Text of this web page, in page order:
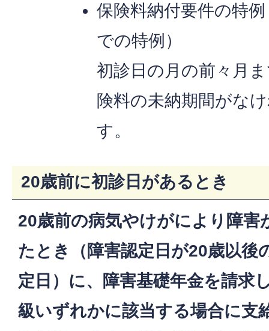
保険料納付要件の特
での特例）
初診日の月の前々月
険料の未納期間がな
す。
20歳前に初診日があるとき
20歳前の病気やけがにより障害
たとき（障害認定日が20歳以後
定日）に、障害基礎年金を請求
級いずれかに該当する場合に支